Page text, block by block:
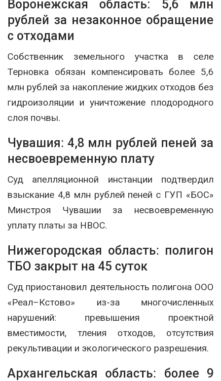
Воронежская область: 5,6 млн
рублей за незаконное обращение
с отходами
Собственник земельного участка в селе
Терновка обязан компенсировать более 5,6
млн рублей за накопление жидких отходов без
гидроизоляции и уничтожение плодородного
слоя почвы.
Чувашия: 4,8 млн рублей пеней за
несвоевременную плату
Суд апелляционной инстанции подтвердил
взыскание 4,8 млн рублей пеней с ГУП «БОС»
Минстроя Чувашии за несвоевременную
уплату платы за НВОС.
Нижегородская область: полигон
ТБО закрыт на 45 суток
Суд приостановил деятельность полигона ООО
«Реал–Кстово» из-за многочисленных
нарушений: превышения проектной
вместимости, тления отходов, отсутствия
рекультивации и экологического разрешения.
Архангельская область: более 9